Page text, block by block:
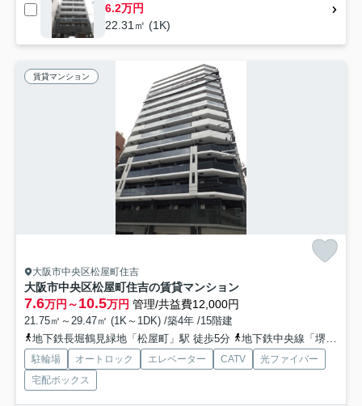
6.2万円
22.31㎡ (1K)
賃貸マンション
大阪市中央区松屋町住吉
大阪市中央区松屋町住吉の賃貸マンション
7.6万円～10.5万円 管理/共益費12,000円
21.75㎡～29.47㎡ (1K～1DK) /築4年 /15階建
地下鉄長堀鶴見緑地「松屋町」駅 徒歩5分
地下鉄中央線「堺筋本町」駅 徒歩7分
駐輪場 オートロック エレベーター CATV
光ファイバー
宅配ボックス